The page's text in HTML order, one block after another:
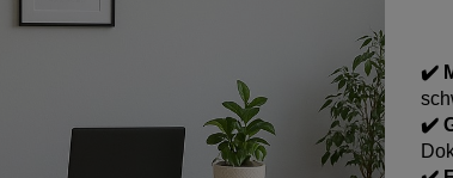
✔️
✔️